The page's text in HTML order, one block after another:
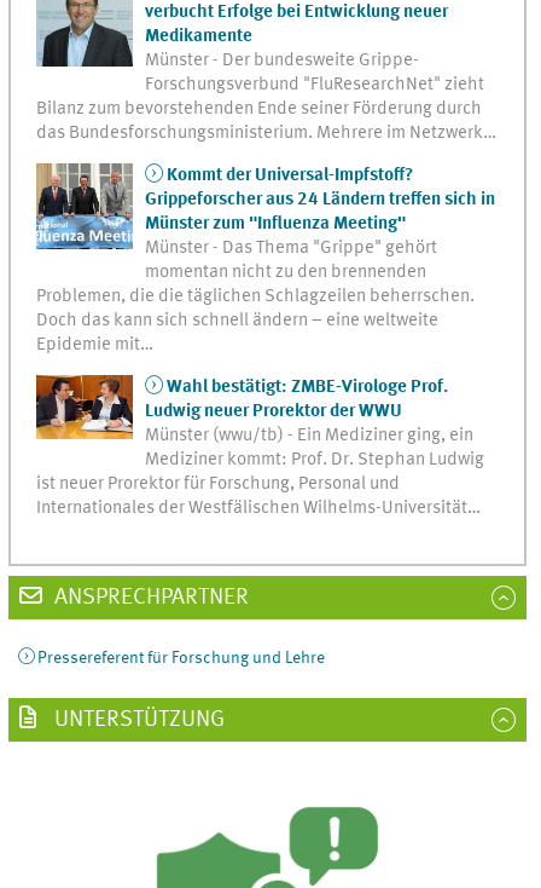
verbucht Erfolge bei Entwicklung neuer
Medikamente
Münster - Der bundesweite Grippe-
Forschungsverbund "FluResearchNet" zieht
Bilanz zum bevorstehenden Ende seiner Förderung durch
das Bundesforschungsministerium. Mehrere im Netzwerk…
Kommt der Universal-Impfstoff?
Grippeforscher aus 24 Ländern treffen sich in
Münster zum "Influenza Meeting"
Münster - Das Thema "Grippe" gehört
momentan nicht zu den brennenden
Problemen, die die täglichen Schlagzeilen beherrschen.
Doch das kann sich schnell ändern – eine weltweite
Epidemie mit…
Wahl bestätigt: ZMBE-Virologe Prof.
Ludwig neuer Prorektor der WWU
Münster (wwu/tb) - Ein Mediziner ging, ein
Mediziner kommt: Prof. Dr. Stephan Ludwig
ist neuer Prorektor für Forschung, Personal und
Internationales der Westfälischen Wilhelms-Universität…
ANSPRECHPARTNER
Pressereferent für Forschung und Lehre
UNTERSTÜTZUNG